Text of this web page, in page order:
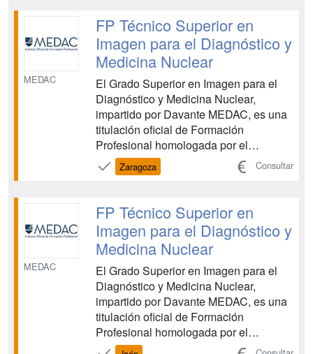
durante su estancia en la un...
MEDAC
FP Técnico Superior en
Imagen para el Diagnóstico y
Medicina Nuclear
El Grado Superior en Imagen para el
Diagnóstico y Medicina Nuclear,
impartido por Davante MEDAC, es una
titulación oficial de Formación
Profesional homologada por el
Ministerio de Educación, vinculada al
ámbito sanitario. Esta FP te capacita
mediante el manejo de distintos
equipos y aparatos, con el objetivo de
de...
Zaragoza Consultar
MEDAC
FP Técnico Superior en
Imagen para el Diagnóstico y
Medicina Nuclear
El Grado Superior en Imagen para el
Diagnóstico y Medicina Nuclear,
impartido por Davante MEDAC, es una
titulación oficial de Formación
Profesional homologada por el
Ministerio de Educación, vinculada al